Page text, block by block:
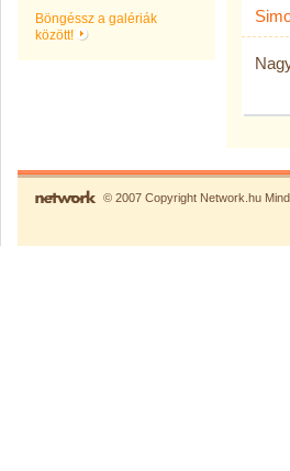
Böngéssz a galériák
között!
© 2007 Copyright Network.hu